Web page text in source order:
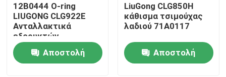
Αρχική Σελίδα
Προϊόντα
12Β0444 Ο-ring
LIUGONG CLG922E
Ανταλλακτικά
εξορυκτών
Αποστολή
LiuGong CLG850H
κάθισμα τσιμούχας
λαδιού 71A0117
Αποστολή